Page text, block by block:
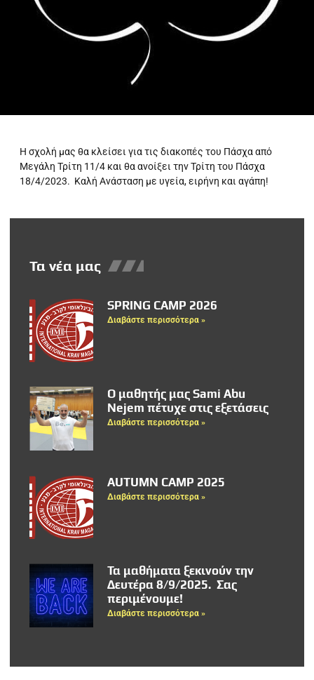
Η σχολή μας θα κλείσει για τις διακοπές του Πάσχα από
Μεγάλη Τρίτη 11/4 και θα ανοίξει την Τρίτη του Πάσχα
18/4/2023. Καλή Ανάσταση με υγεία, ειρήνη και αγάπη!
Τα νέα μας
SPRING CAMP 2026
Διαβάστε περισσότερα »
Ο μαθητής μας Sami Abu
Nejem πέτυχε στις εξετάσεις
Διαβάστε περισσότερα »
AUTUMN CAMP 2025
Διαβάστε περισσότερα »
Τα μαθήματα ξεκινούν την
Δευτέρα 8/9/2025. Σας
περιμένουμε!
Διαβάστε περισσότερα »